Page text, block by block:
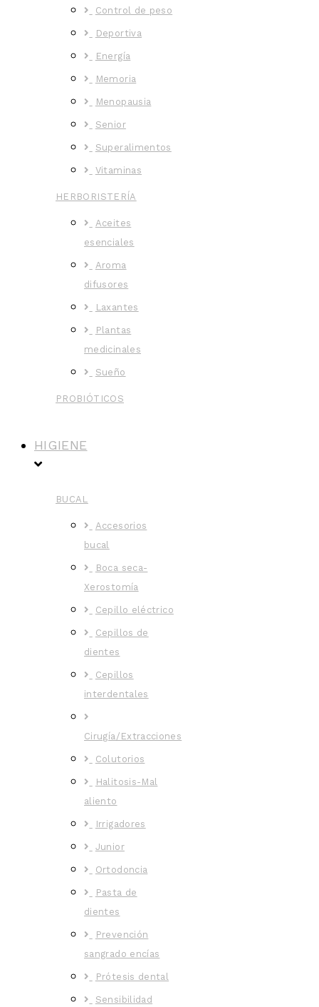
Control de peso
Deportiva
Energía
Memoria
Menopausia
Senior
Superalimentos
Vitaminas
HERBORISTERÍA
Aceites
esenciales
Aroma
difusores
Laxantes
Plantas
medicinales
Sueño
PROBIÓTICOS
HIGIENE
BUCAL
Accesorios
bucal
Boca seca-
Xerostomía
Cepillo eléctrico
Cepillos de
dientes
Cepillos
interdentales
Cirugía/Extracciones
Colutorios
Halitosis-Mal
aliento
Irrigadores
Junior
Ortodoncia
Pasta de
dientes
Prevención
sangrado encías
Prótesis dental
Sensibilidad